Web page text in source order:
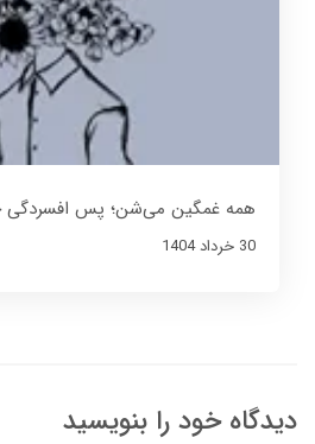
همه غمگین می‌شن؛ پس افسردگی
30 خرداد 1404
دیدگاه خود را بنویسید